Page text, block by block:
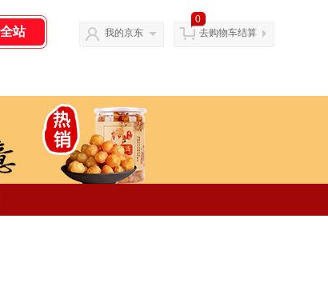
我的京东
0
去购物车结算